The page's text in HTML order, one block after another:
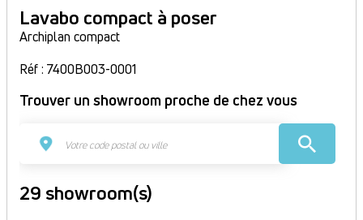
Lavabo compact à poser
Archiplan compact
Réf : 7400B003-0001
Trouver un showroom proche de chez vous
29 showroom(s)